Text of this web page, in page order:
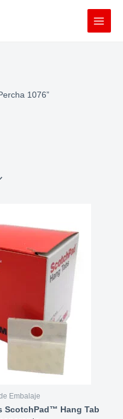
1076”
Embalaje
ScotchPad™ Hang Tab